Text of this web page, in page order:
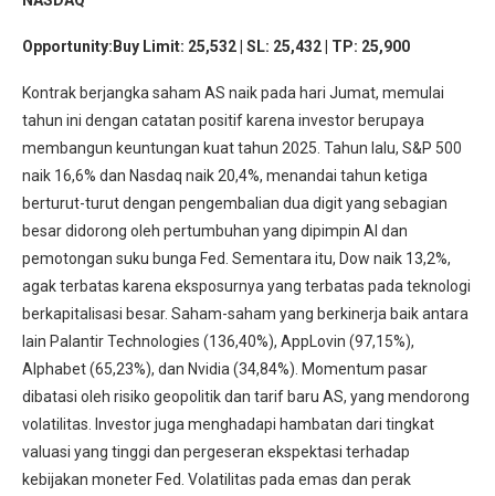
Opportunity:Buy Limit: 25,532 | SL: 25,432 | TP: 25,900
Kontrak berjangka saham AS naik pada hari Jumat, memulai
tahun ini dengan catatan positif karena investor berupaya
membangun keuntungan kuat tahun 2025. Tahun lalu, S&P 500
naik 16,6% dan Nasdaq naik 20,4%, menandai tahun ketiga
berturut-turut dengan pengembalian dua digit yang sebagian
besar didorong oleh pertumbuhan yang dipimpin AI dan
pemotongan suku bunga Fed. Sementara itu, Dow naik 13,2%,
agak terbatas karena eksposurnya yang terbatas pada teknologi
berkapitalisasi besar. Saham-saham yang berkinerja baik antara
lain Palantir Technologies (136,40%), AppLovin (97,15%),
Alphabet (65,23%), dan Nvidia (34,84%). Momentum pasar
dibatasi oleh risiko geopolitik dan tarif baru AS, yang mendorong
volatilitas. Investor juga menghadapi hambatan dari tingkat
valuasi yang tinggi dan pergeseran ekspektasi terhadap
kebijakan moneter Fed. Volatilitas pada emas dan perak